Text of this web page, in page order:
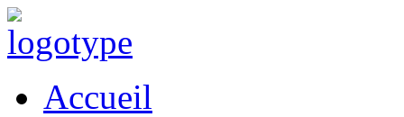
Accueil